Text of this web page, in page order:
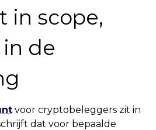
in scope,
de
voor cryptobeleggers zit in
dat voor bepaalde